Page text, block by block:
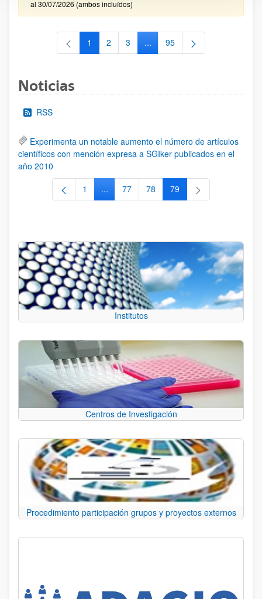
al 30/07/2026 (ambos incluídos)
Página
1 Página
2 Página
3 ...Páginas intermedias Use TAB
Página
95
Noticias
RSS
Experimenta un notable aumento el número de artículos
científicos con mención expresa a SGIker publicados en el
año 2010
Página
1 ...Páginas intermedias Use TAB para
Página
77 Página
78 Página
79
Institutos
Centros de Investigación
Procedimiento participación grupos y proyectos externos